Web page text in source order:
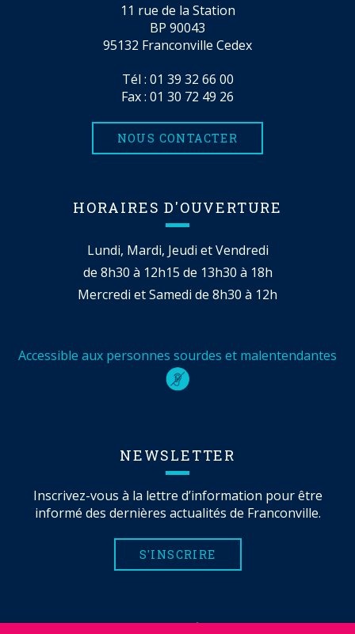
11 rue de la Station
BP 90043
95132 Franconville Cedex
Tél : 01 39 32 66 00
Fax : 01 30 72 49 26
NOUS CONTACTER
HORAIRES D'OUVERTURE
Lundi, Mardi, Jeudi et Vendredi
de 8h30 à 12h15 de 13h30 à 18h
Mercredi et Samedi de 8h30 à 12h
Accessible aux personnes sourdes et malentendantes
NEWSLETTER
Inscrivez-vous à la lettre d’information pour être
informé des dernières actualités de Franconville.
S'INSCRIRE
MENTIONS LÉGALES